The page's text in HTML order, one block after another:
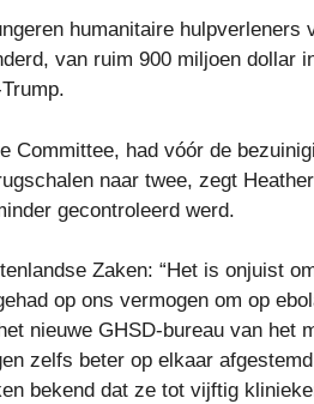
humanitaire hulpverleners
van ruim 900 miljoen dollar
Committee, had vóór de
naar twee, zegt
gecontroleerd werd.
Zaken: “Het is onjuist
op ons vermogen om op
nieuwe GHSD-bureau van het
zelfs beter op elkaar
bekend dat ze tot vijftig